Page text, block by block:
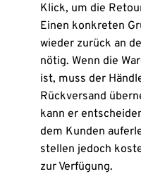
Klick, um die
Einen konkreten
wieder zurück an
nötig. Wenn die
ist, muss der
Rückversand
kann er
dem Kunden
stellen jedoch
zur Verfügung.